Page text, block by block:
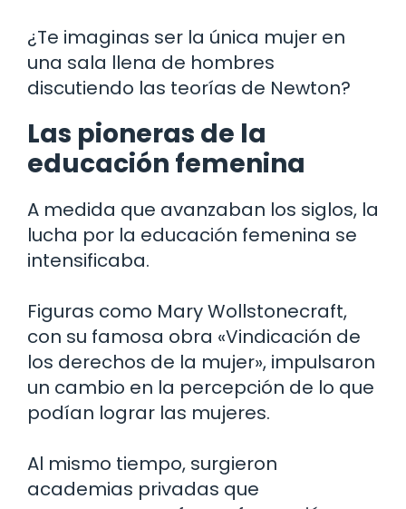
¿Te imaginas ser la única mujer en
una sala llena de hombres
discutiendo las teorías de Newton?
Las pioneras de la
educación femenina
A medida que avanzaban los siglos, la
lucha por la educación femenina se
intensificaba.
Figuras como Mary Wollstonecraft,
con su famosa obra «Vindicación de
los derechos de la mujer», impulsaron
un cambio en la percepción de lo que
podían lograr las mujeres.
Al mismo tiempo, surgieron
academias privadas que